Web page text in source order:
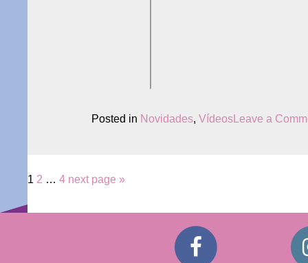
Posted in Novidades, VídeosLeave a
Paginação
de
Page
1 Page
2 … Page
4 next page »